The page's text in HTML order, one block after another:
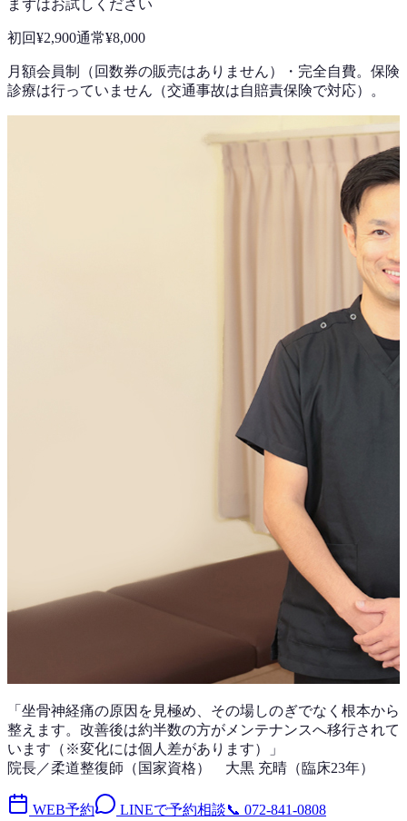
まずはお試しください
初回¥2,900通常¥8,000
月額会員制（回数券の販売はありません） ・ 完全自費。保険
診療は行っていません（交通事故は自賠責保険で対応）。
「 坐骨神経痛の原因を見極め、その場しのぎでなく根本から
整えます。改善後は約半数の方がメンテナンスへ移行されて
います（※変化には個人差があります）」
院長／柔道整復師（国家資格）
大黒 充晴 （臨床23年）
WEB予約 LINEで予約相談📞 072-841-0808